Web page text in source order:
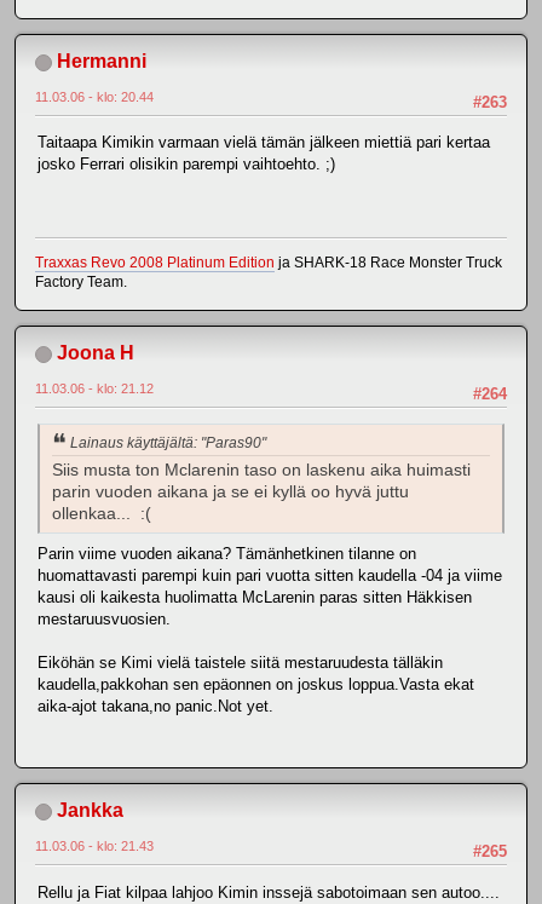
Hermanni
#263
11.03.06 - klo: 20.44
Taitaapa Kimikin varmaan vielä tämän jälkeen miettiä pari kertaa
josko Ferrari olisikin parempi vaihtoehto. ;)
Traxxas Revo 2008 Platinum Edition ja SHARK-18 Race Monster Truck
Factory Team.
Joona H
#264
11.03.06 - klo: 21.12
Lainaus käyttäjältä: "Paras90"
Siis musta ton Mclarenin taso on laskenu aika huimasti
parin vuoden aikana ja se ei kyllä oo hyvä juttu
ollenkaa... :(
Parin viime vuoden aikana? Tämänhetkinen tilanne on
huomattavasti parempi kuin pari vuotta sitten kaudella -04 ja viime
kausi oli kaikesta huolimatta McLarenin paras sitten Häkkisen
mestaruusvuosien.
Eiköhän se Kimi vielä taistele siitä mestaruudesta tälläkin
kaudella,pakkohan sen epäonnen on joskus loppua.Vasta ekat
aika-ajot takana,no panic.Not yet.
Jankka
#265
11.03.06 - klo: 21.43
Rellu ja Fiat kilpaa lahjoo Kimin inssejä sabotoimaan sen autoo....